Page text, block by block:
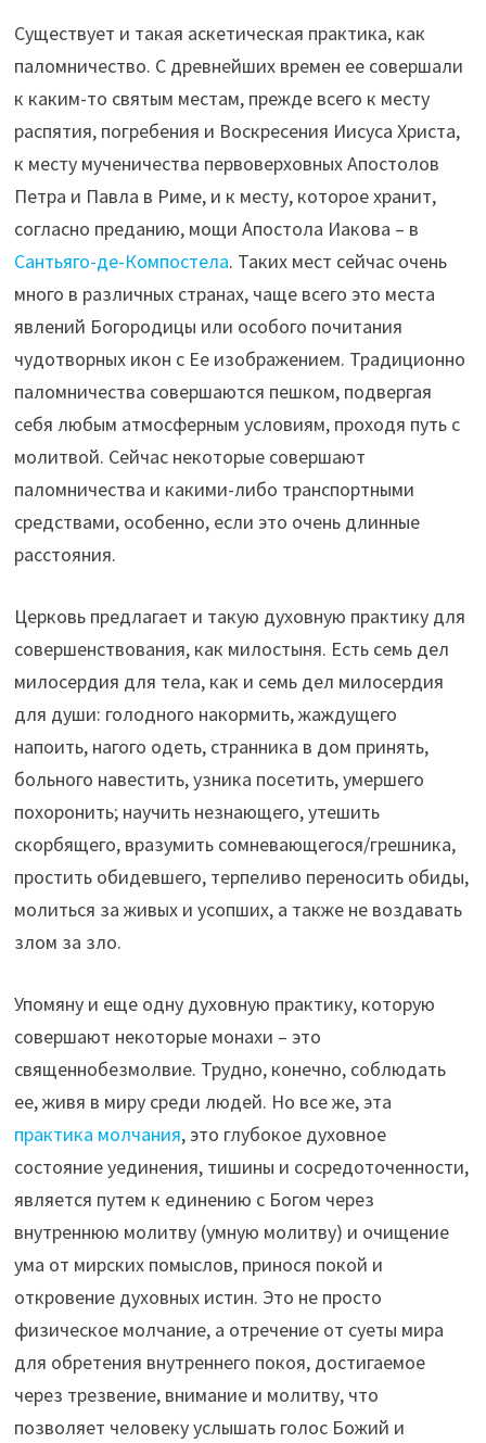
Существует и такая аскетическая практика, как
паломничество. С древнейших времен ее совершали
к каким-то святым местам, прежде всего к месту
распятия, погребения и Воскресения Иисуса Христа,
к месту мученичества первоверховных Апостолов
Петра и Павла в Риме, и к месту, которое хранит,
согласно преданию, мощи Апостола Иакова – в
Сантьяго-де-Компостела. Таких мест сейчас очень
много в различных странах, чаще всего это места
явлений Богородицы или особого почитания
чудотворных икон с Ее изображением. Традиционно
паломничества совершаются пешком, подвергая
себя любым атмосферным условиям, проходя путь с
молитвой. Сейчас некоторые совершают
паломничества и какими-либо транспортными
средствами, особенно, если это очень длинные
расстояния.
Церковь предлагает и такую духовную практику для
совершенствования, как милостыня. Есть семь дел
милосердия для тела, как и семь дел милосердия
для души: голодного накормить, жаждущего
напоить, нагого одеть, странника в дом принять,
больного навестить, узника посетить, умершего
похоронить; научить незнающего, утешить
скорбящего, вразумить сомневающегося/грешника,
простить обидевшего, терпеливо переносить обиды,
молиться за живых и усопших, а также не воздавать
злом за зло.
Упомяну и еще одну духовную практику, которую
совершают некоторые монахи – это
священнобезмолвие. Трудно, конечно, соблюдать
ее, живя в миру среди людей. Но все же, эта
практика молчания, это глубокое духовное
состояние уединения, тишины и сосредоточенности,
является путем к единению с Богом через
внутреннюю молитву (умную молитву) и очищение
ума от мирских помыслов, принося покой и
откровение духовных истин. Это не просто
физическое молчание, а отречение от суеты мира
для обретения внутреннего покоя, достигаемое
через трезвение, внимание и молитву, что
позволяет человеку услышать голос Божий и